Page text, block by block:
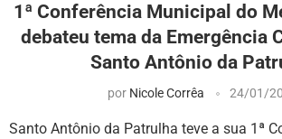
1ª Conferência Municipal do
debateu tema da Emergência
Santo Antônio da
por Nicole Corrêa 24/01/
Santo Antônio da Patrulha teve a sua 1ª